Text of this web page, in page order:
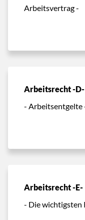
Arbeitsvertrag -
Arbeitsrecht -D-
- Arbeitsentgelte
Arbeitsrecht -E-
- Die wichtigsten